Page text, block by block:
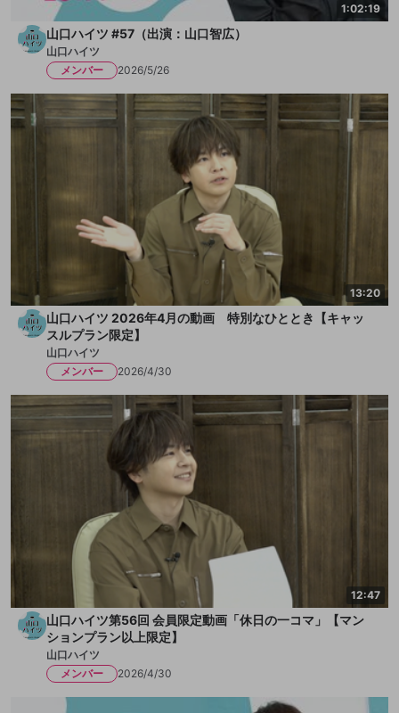
1:02:19
山口ハイツ #57（出演：山口智広）
山口ハイツ
メンバー
2026/5/26
13:20
山口ハイツ 2026年4月の動画 特別なひととき【キャッ
スルプラン限定】
山口ハイツ
メンバー
2026/4/30
12:47
山口ハイツ第56回 会員限定動画「休日の一コマ」【マン
ションプラン以上限定】
山口ハイツ
メンバー
2026/4/30